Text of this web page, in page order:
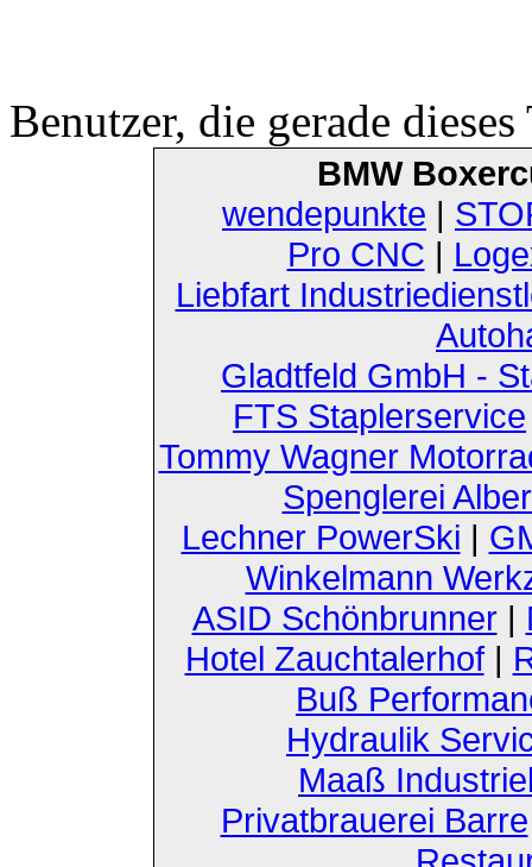
Benutzer, die gerade
BMW
wendepunkte |
Pro CNC |
Liebfart
Gladtfeld GmbH -
FTS Staplerservice
Tommy Wagner
Spenglerei
Lechner PowerSki |
Winkelmann
ASID Schönbrunner|
Hotel Zauchtalerhof|
Buß
Hydraulik
Maaß
Privatbrauerei Barre